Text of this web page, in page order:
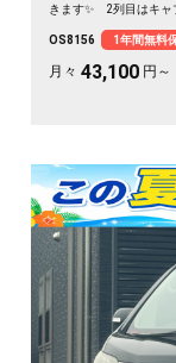
きます✨ 2列目はキャ
も、仕事道具の積み込
入れされた綺麗な一台
OS8156 1年間無料
月々 43,100 円～